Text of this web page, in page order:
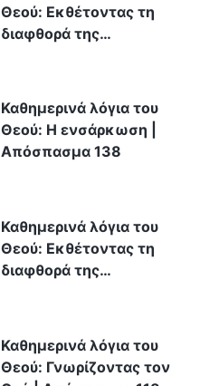
Θεού: Εκθέτοντας τη
διαφθορά της
Καθημερινά λόγια του
Θεού: Η ενσάρκωση |
Απόσπασμα 138
Καθημερινά λόγια του
Θεού: Εκθέτοντας τη
διαφθορά της
Καθημερινά λόγια του
Θεού: Γνωρίζοντας τον